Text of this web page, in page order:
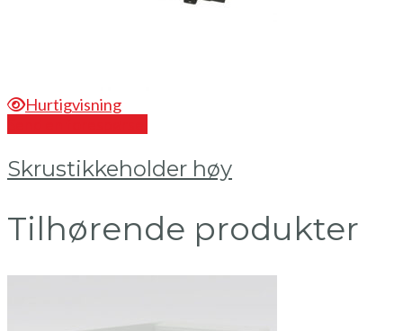
Hurtigvisning
Skrustikkeholder høy
Tilhørende produkter